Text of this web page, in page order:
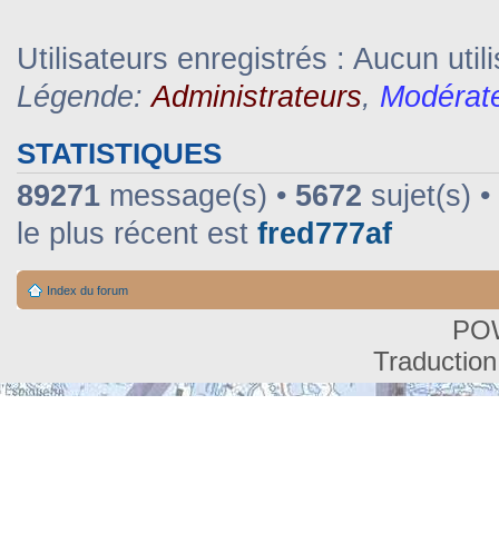
Utilisateurs enregistrés : Aucun
Légende:Administrateurs,
STATISTIQUES
89271 message(s) • 5672 sujet(s) •
le plus récent est fred777af
Index du forum